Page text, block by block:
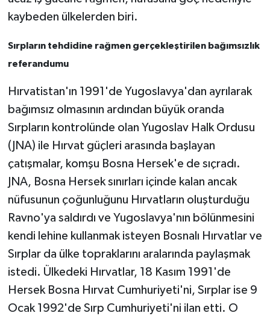
kaybeden ülkelerden biri.
Sırpların tehdidine rağmen gerçekleştirilen bağımsızlık
referandumu
Hırvatistan'ın 1991'de Yugoslavya'dan ayrılarak
bağımsız olmasının ardından büyük oranda
Sırpların kontrolünde olan Yugoslav Halk Ordusu
(JNA) ile Hırvat güçleri arasında başlayan
çatışmalar, komşu Bosna Hersek'e de sıçradı.
JNA, Bosna Hersek sınırları içinde kalan ancak
nüfusunun çoğunluğunu Hırvatların oluşturduğu
Ravno'ya saldırdı ve Yugoslavya'nın bölünmesini
kendi lehine kullanmak isteyen Bosnalı Hırvatlar ve
Sırplar da ülke topraklarını aralarında paylaşmak
istedi. Ülkedeki Hırvatlar, 18 Kasım 1991'de
Hersek Bosna Hırvat Cumhuriyeti'ni, Sırplar ise 9
Ocak 1992'de Sırp Cumhuriyeti'ni ilan etti. O